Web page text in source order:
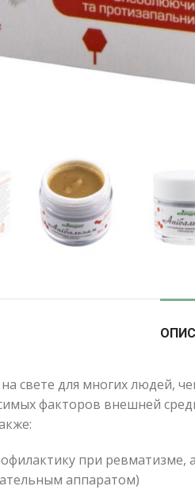
свете для многих людей,
факторов внешней
при ревматизме,
аппаратом)